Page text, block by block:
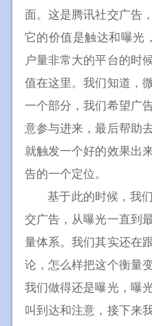
面。这是腾讯社交广告
它的价值是触达和曝光
户量非常大的平台的时
值在这里。我们知道，
一个部分，我们希望广
意参与进来，最后帮助
就触发一个好的效果出
告的一个定位。
基于此的时候，我
交广告，从曝光一直到
量体系。我们其实还在
论，怎么样把这个衡量
我们做得还是曝光，曝
叫到达和注意，接下来